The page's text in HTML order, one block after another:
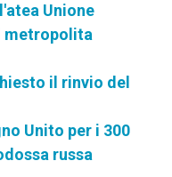
Unione
metropolita
il rinvio del
Unito per i 300
russa